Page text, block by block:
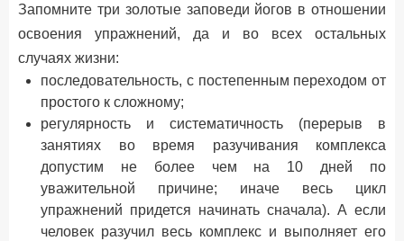
Запомните три золотые заповеди йогов в отношении
освоения упражнений, да и во всех остальных
случаях жизни:
последовательность, с постепенным переходом от
простого к сложному;
регулярность и систематичность (перерыв в
занятиях во время разучивания комплекса
допустим не более чем на 10 дней по
уважительной причине; иначе весь цикл
упражнений придется начинать сначала). А если
человек разучил весь комплекс и выполняет его